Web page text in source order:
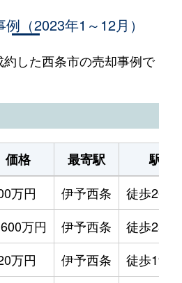
（2023年1～12月）
した西条市の売却事例で
価格 最寄駅
駅徒
万円 伊予西条
徒歩26分
万円 伊予西条
徒歩23分
万円 伊予西条
徒歩19分